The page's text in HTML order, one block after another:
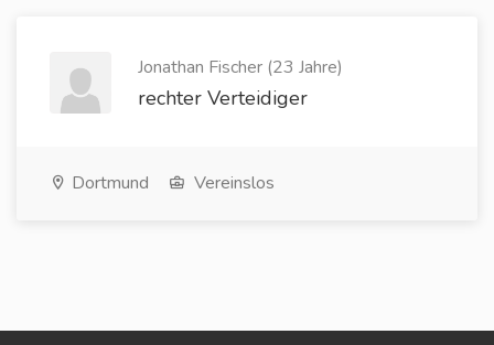
Jonathan Fischer (23 Jahre)
rechter Verteidiger
Dortmund Vereinslos